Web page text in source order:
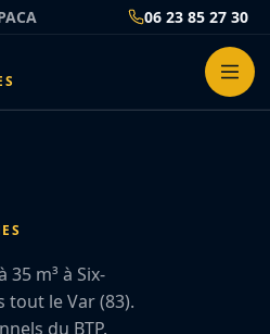
06 23 85 27 30
35 m³ à Six-
tout le Var (83).
du BTP.